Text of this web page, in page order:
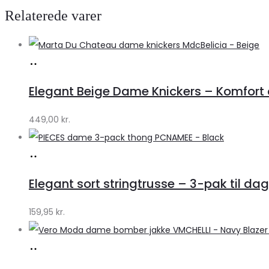
Relaterede varer
Klædeskabet.dk
Elegant Beige Dame Knickers – Komfort
449,00 kr.
Klædeskabet.dk
Elegant sort stringtrusse – 3-pak til
159,95 kr.